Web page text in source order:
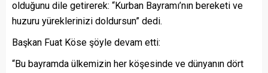
olduğunu dile getirerek: “Kurban Bayramı’nın bereketi ve
huzuru yüreklerinizi doldursun” dedi.
Başkan Fuat Köse şöyle devam etti:
“Bu bayramda ülkemizin her köşesinde ve dünyanın dört